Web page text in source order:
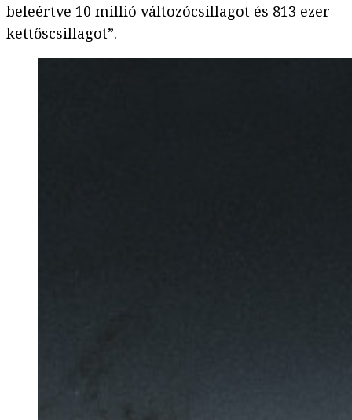
beleértve 10 millió változócsillagot és 813 ezer
kettőscsillagot”.